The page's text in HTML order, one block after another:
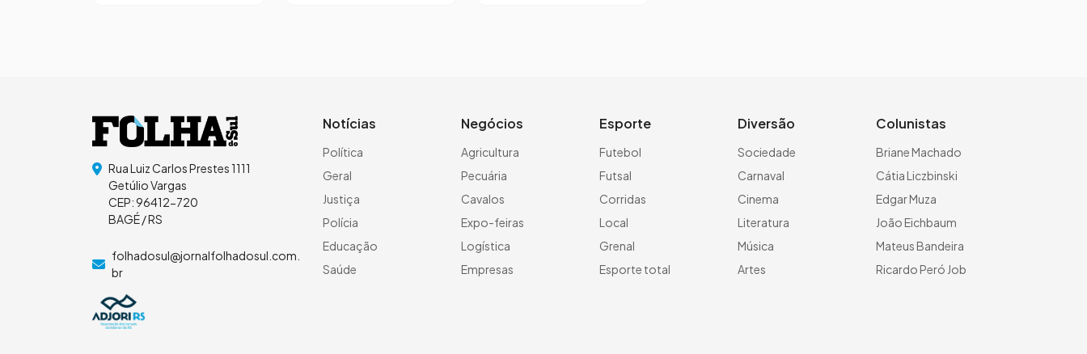
Rua Luiz Carlos Prestes 1111
Getúlio Vargas
CEP: 96412-720
BAGÉ / RS
folhadosul@jornalfolhadosul.com.
br
Notícias
Política
Geral
Justiça
Polícia
Educação
Saúde
Negócios
Agricultura
Pecuária
Cavalos
Expo-feiras
Logística
Empresas
Esporte
Futebol
Futsal
Corridas
Local
Grenal
Esporte total
Diversão
Sociedade
Carnaval
Cinema
Literatura
Música
Artes
Colunistas
Briane Machado
Cátia Liczbinski
Edgar Muza
João Eichbaum
Mateus Bandeira
Ricardo Peró Job